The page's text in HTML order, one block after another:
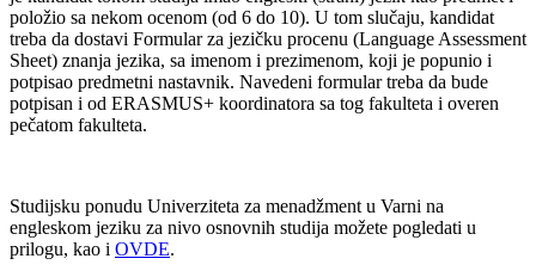
položio sa nekom ocenom (od 6 do 10). U tom slučaju, kandidat
treba da dostavi Formular za jezičku procenu (Language Assessment
Sheet) znanja jezika, sa imenom i prezimenom, koji je popunio i
potpisao predmetni nastavnik. Navedeni formular treba da bude
potpisan i od ERASMUS+ koordinatora sa tog fakulteta i overen
pečatom fakulteta.
Studijsku ponudu Univerziteta za menadžment u Varni na
engleskom jeziku za nivo osnovnih studija možete pogledati u
prilogu, kao i OVDE.